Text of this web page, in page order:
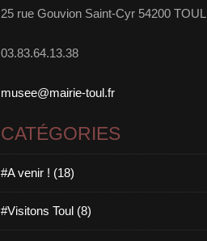
25 rue Gouvion Saint-Cyr 54200 TOUL
03.83.64.13.38
musee@mairie-toul.fr
CATÉGORIES
#A venir ! (18)
#Visitons Toul (8)